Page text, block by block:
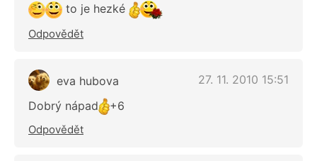
to je hezké
Odpovědět
eva hubova
27. 11. 2010 15:51
Dobrý nápad
+6
Odpovědět